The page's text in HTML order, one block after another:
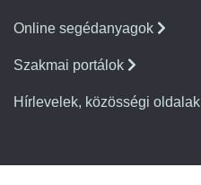
Online segédanyagok
Szakmai portálok
Hírlevelek, közösségi oldalak